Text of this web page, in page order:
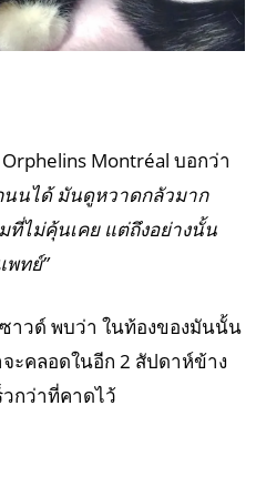
Montréal บอกว่า
นนได้ มันดูหวาดกลัวมาก
ที่ไม่คุ้นเคย แต่ถึงอย่างนั้น
ทย์”
าวด์ พบว่า ในท้องของมันนั้น
ะคลอดในอีก 2 สัปดาห์ข้าง
กว่าที่คาดไว้